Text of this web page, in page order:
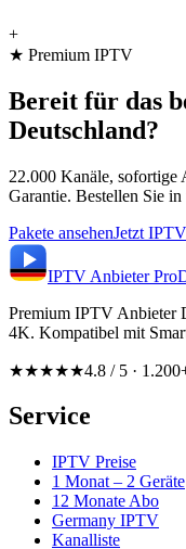
+
★ Premium IPTV
Bereit für das
Deutschland?
22.000 Kanäle,
Garantie. Bestellen Sie
Pakete ansehenJetzt
IPTV AnbieterPro
Premium IPTV Anbieter
4K. Kompatibel mit
★★★★★4.8 / 5 ·
Service
IPTV Preise
1 Monat – 2 Geräte
12 Monate Abo
Germany IPTV
Kanalliste